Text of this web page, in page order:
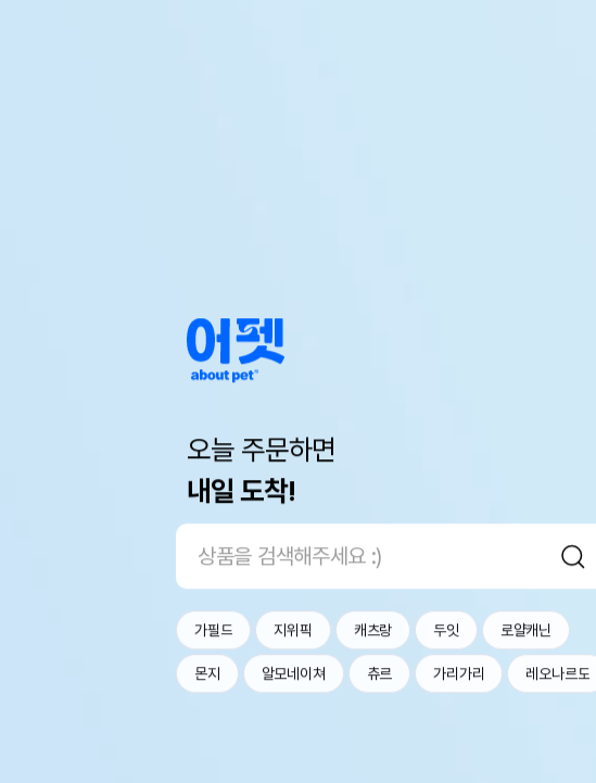
오늘 주문하면
내일 도착!
가필드 지위픽 캐츠랑 두잇 로얄캐닌
몬지 알모네이쳐 츄르 가리가리 레오나르도